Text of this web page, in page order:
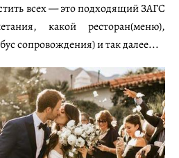
всех — это подходящий ЗАГС
какой ресторан(меню),
сопровождения) и так далее...